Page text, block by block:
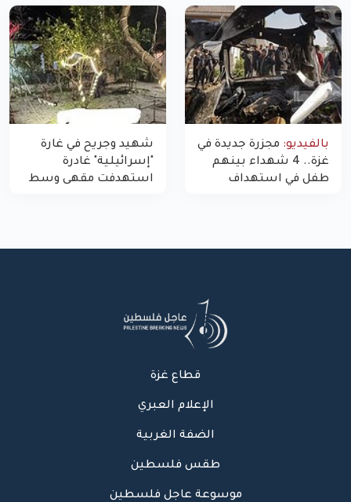
غزة
بالفيديو: مجزرة جديدة في
غزة.. 4 شهداء بينهم
طفل في استهداف
شهيد وجريح في غارة
"إسرائيلية" غادرة
استهدفت مقهى وسط
قطاع غزة
الإعلام العبري
الضفة الغربية
طقس فلسطين
موسوعة عاجل فلسطين